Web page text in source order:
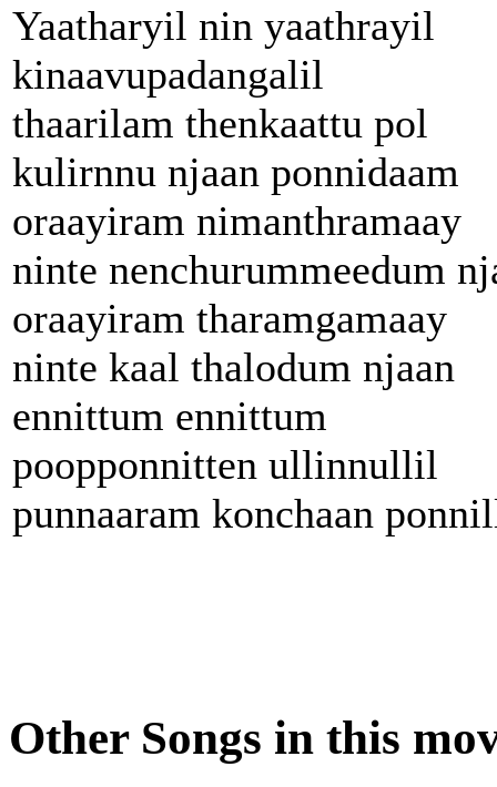
Yaatharyil nin yaathrayil
kinaavupadangalil
thaarilam thenkaattu pol
kulirnnu njaan ponnidaam
oraayiram nimanthramaay
ninte nenchurummeedum
oraayiram tharamgamaay
ninte kaal thalodum njaan
ennittum ennittum
poopponnitten ullinnullil
punnaaram konchaan
Other Songs in this